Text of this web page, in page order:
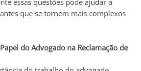
essas questões pode ajudar a
que se tornem mais complexos
do Advogado na Reclamação de